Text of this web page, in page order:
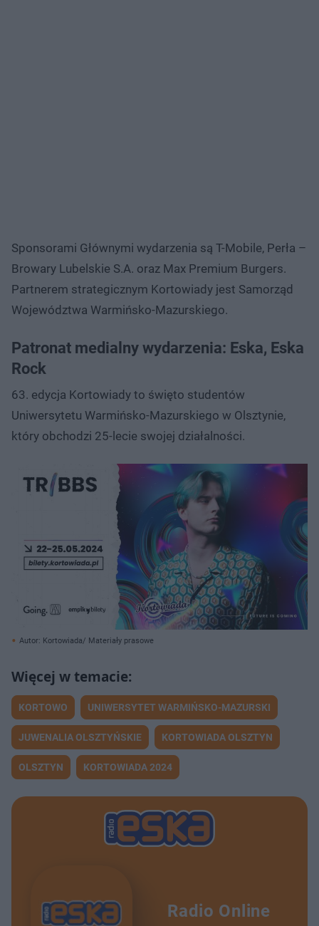
Sponsorami Głównymi wydarzenia są T-Mobile, Perła –
Browary Lubelskie S.A. oraz Max Premium Burgers.
Partnerem strategicznym Kortowiady jest Samorząd
Województwa Warmińsko-Mazurskiego.
Patronat medialny wydarzenia: Eska, Eska
Rock
63. edycja Kortowiady to święto studentów
Uniwersytetu Warmińsko-Mazurskiego w Olsztynie,
który obchodzi 25-lecie swojej działalności.
Autor: Kortowiada/ Materiały prasowe
KORTOWO UNIWERSYTET WARMIŃSKO-MAZURSKI
JUWENALIA OLSZTYŃSKIE KORTOWIADA OLSZTYN
OLSZTYN KORTOWIADA 2024
Radio Online